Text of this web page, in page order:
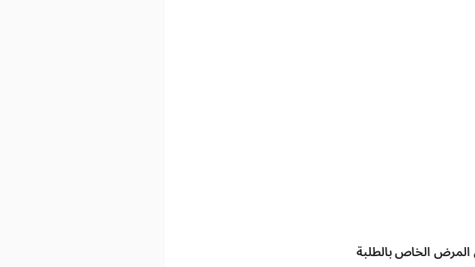
المرض الخاص بالطلبة